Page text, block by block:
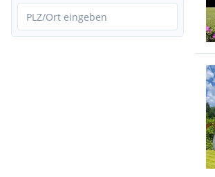
PLZ/Ort eingeben